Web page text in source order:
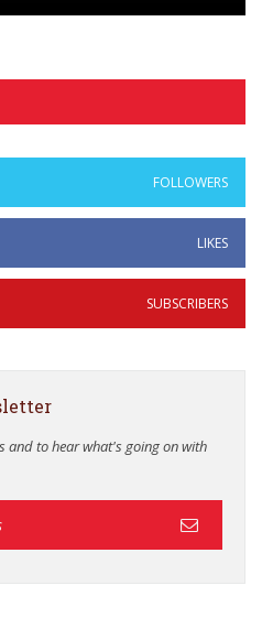
FOLLOWERS
LIKES
SUBSCRIBERS
and to hear what's going on with